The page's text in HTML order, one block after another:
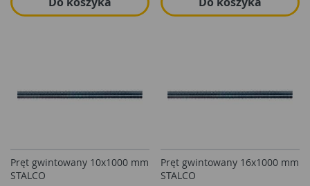
Pręt gwintowany 10x1000 mm
STALCO
Pręt gwintowany 16x1000 mm
STALCO